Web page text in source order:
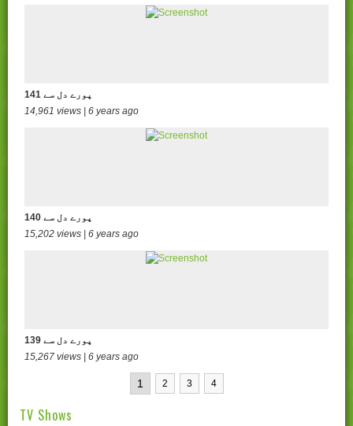
141 پورے دل سے
14,961 views | 6 years ago
140 پورے دل سے
15,202 views | 6 years ago
139 پورے دل سے
15,267 views | 6 years ago
1 2 3 4
TV Shows